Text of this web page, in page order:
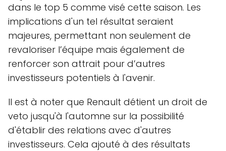
dans le top 5 comme visé cette saison. Les
implications d'un tel résultat seraient
majeures, permettant non seulement de
revaloriser l’équipe mais également de
renforcer son attrait pour d’autres
investisseurs potentiels à l'avenir.
Il est à noter que Renault détient un droit de
veto jusqu'à l'automne sur la possibilité
d'établir des relations avec d'autres
investisseurs. Cela ajouté à des résultats